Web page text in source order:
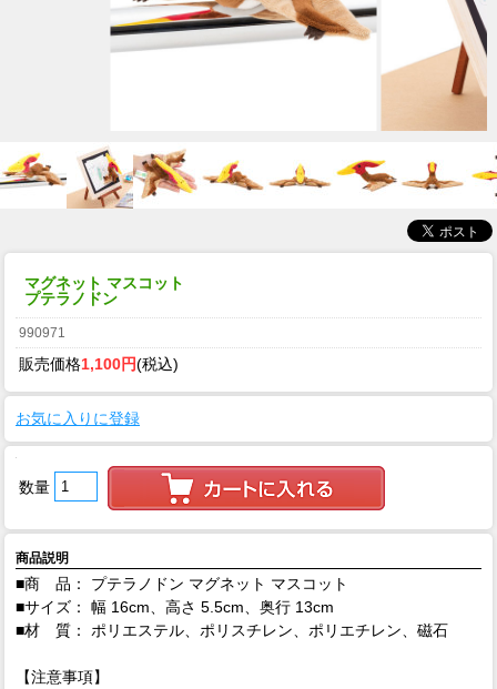
マグネット マスコット
プテラノドン
990971
販売価格1,100円(税込)
お気に入りに登録
数量
商品説明
■商 品： プテラノドン マグネット マスコット
■サイズ： 幅 16cm、高さ 5.5cm、奥行 13cm
■材 質： ポリエステル、ポリスチレン、ポリエチレン、磁石
【注意事項】